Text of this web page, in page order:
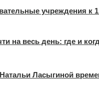
учреждения к
на весь день: где и
Ласыгиной